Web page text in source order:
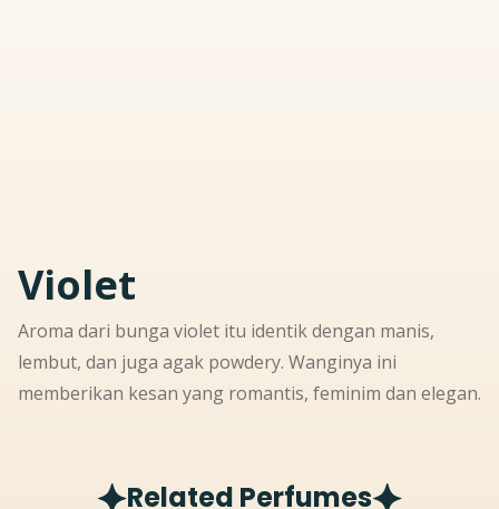
Violet
Aroma dari bunga violet itu identik dengan manis,
lembut, dan juga agak powdery. Wanginya ini
memberikan kesan yang romantis, feminim dan elegan.
Related Perfumes